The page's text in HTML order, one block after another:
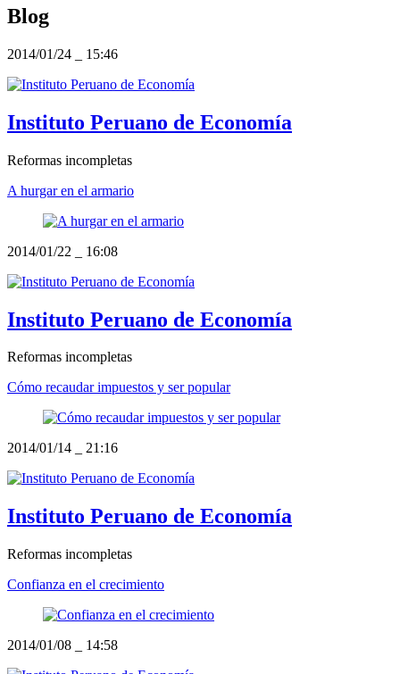
Blog
2014/01/24 15:46
Instituto Peruano de Economía
Reformas incompletas
A hurgar en el armario
2014/01/22 16:08
Instituto Peruano de Economía
Reformas incompletas
Cómo recaudar impuestos y ser popular
2014/01/14 21:16
Instituto Peruano de Economía
Reformas incompletas
Confianza en el crecimiento
2014/01/08 14:58